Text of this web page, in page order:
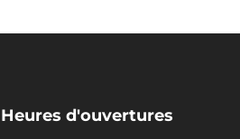
Heures d'ouvertures